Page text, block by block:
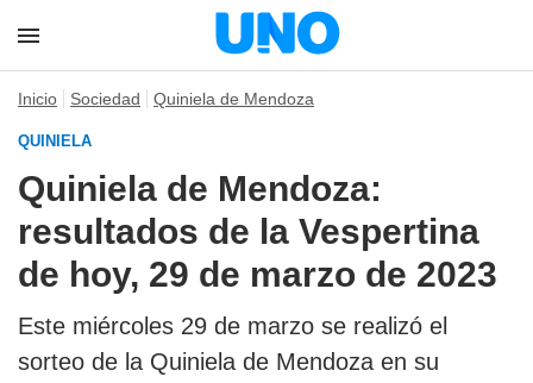
Inicio Sociedad Quiniela de Mendoza
QUINIELA
Quiniela de Mendoza:
resultados de la Vespertina
de hoy, 29 de marzo de 2023
Este miércoles 29 de marzo se realizó el
sorteo de la Quiniela de Mendoza en su